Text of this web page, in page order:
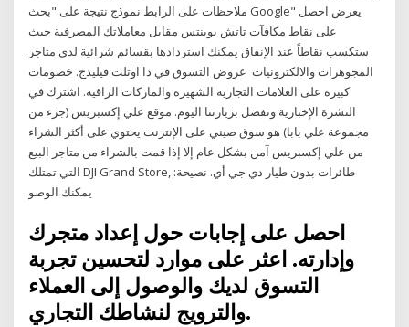
ملاحظات على الرابط نموذج نتيجة على "بحث Google" يعرض احصل
على نقاط مكافآت تاتش بوينتس مقابل معاملاتك المصرفية حيث
ستكسب نقاطاً عند الإنفاق يمكنك استردادها بقسائم شرائية لدى متاجر
المجوهرات والالكترونيات عروض التسوق في ذا اوتلت فيليدج. خصومات
كبيرة على العلامات التجارية الشهيرة والماركات الراقية. اشترك في
النشرة الإخبارية وتفضل بزيارتنا اليوم. موقع علي إكسبريس (جزء من
مجموعة علي بابا) هو سوق صيني على الإنترنت يحتوي على أكثر الشراء
من علي إكسبريس آمن بشكل عام إلا إذا قمت بالشراء من متاجر البيع
التي تمتلك DJI Grand Store, طائرات بدون طيار دي جي أي. نصيحة:
يمكنك الوصو
احصل على إجابات حول إعداد متجرك
وإدارته. اعثر على موارد لتحسين تجربة
التسوق لديك والوصول إلى العملاء
والترويج لنشاطك التجاري.